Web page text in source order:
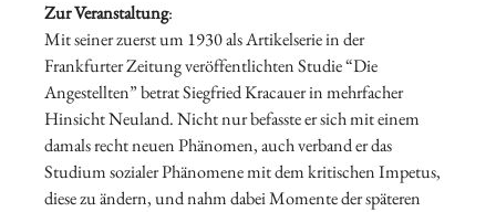
Zur Veranstaltung:
Mit seiner zuerst um 1930 als Artikelserie in der
Frankfurter Zeitung veröffentlichten Studie “Die
Angestellten” betrat Siegfried Kracauer in mehrfacher
Hinsicht Neuland. Nicht nur befasste er sich mit einem
damals recht neuen Phänomen, auch verband er das
Studium sozialer Phänomene mit dem kritischen Impetus,
diese zu ändern, und nahm dabei Momente der späteren